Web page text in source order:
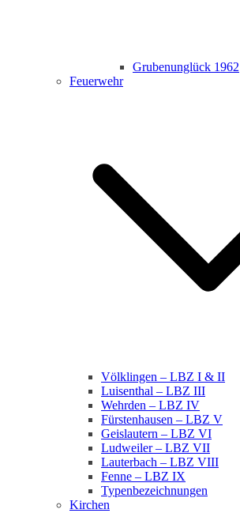
Grubenunglück 1962
Feuerwehr
Völklingen – LBZ I & II
Luisenthal – LBZ III
Wehrden – LBZ IV
Fürstenhausen – LBZ V
Geislautern – LBZ VI
Ludweiler – LBZ VII
Lauterbach – LBZ VIII
Fenne – LBZ IX
Typenbezeichnungen
Kirchen